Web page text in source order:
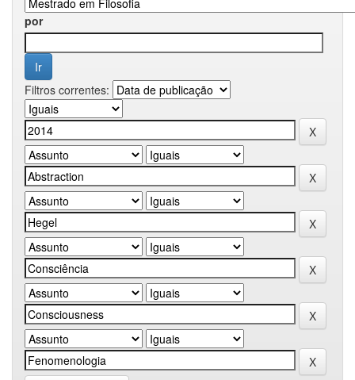
por
Filtros correntes: